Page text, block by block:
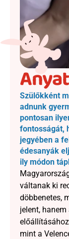
Szülőkként
adnunk
pontosan
fontosságát,
jegyében a
édesanyák
ily módon
váltanak ki
döbbenetes,
jelent,
mint a